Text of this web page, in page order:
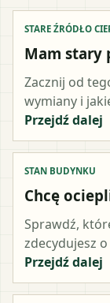
STARE ŹRÓDŁO
Mam stary
Zacznij od
wymiany i
Przejdź dalej
STAN BUDYNKU
Chcę
Sprawdź,
zdecydujesz
Przejdź dalej